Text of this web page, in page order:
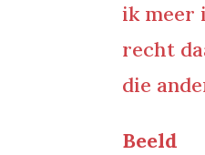
ik meer
recht
die
Beeld